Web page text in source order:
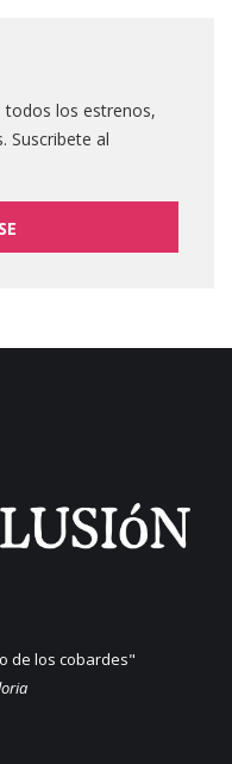
todos los estrenos,
Suscribete al
de los cobardes"